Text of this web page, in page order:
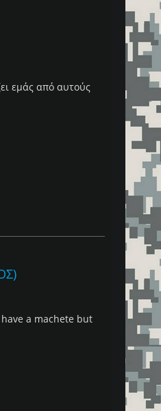
εμάς από αυτούς
a machete but